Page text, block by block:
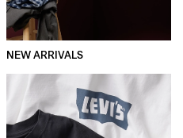
NEW ARRIVALS